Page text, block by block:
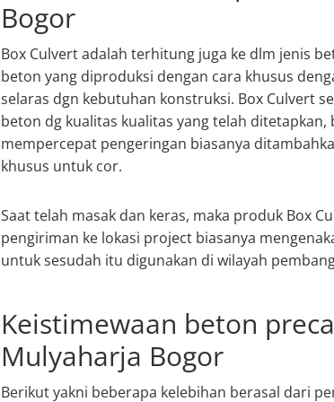
Bogor
Box Culvert adalah terhitung juga ke dlm jenis
beton yang diproduksi dengan cara khusus
selaras dgn kebutuhan konstruksi. Box Culvert
beton dg kualitas kualitas yang telah
mempercepat pengeringan biasanya
khusus untuk cor.
Saat telah masak dan keras, maka produk Box
pengiriman ke lokasi project biasanya
untuk sesudah itu digunakan di wilayah
Keistimewaan beton
Mulyaharja Bogor
Berikut yakni beberapa kelebihan berasal dari